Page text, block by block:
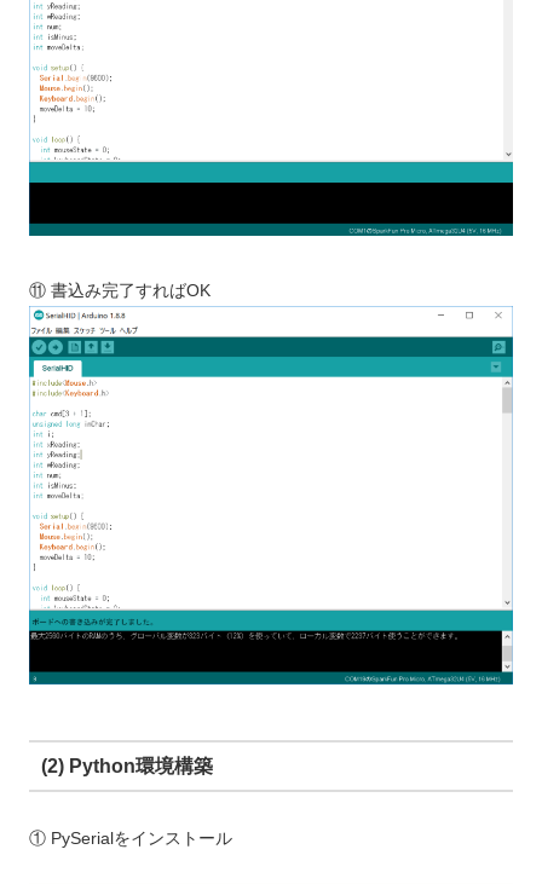
⑪ 書込み完了すればOK
(2) Python環境構築
① PySerialをインストール